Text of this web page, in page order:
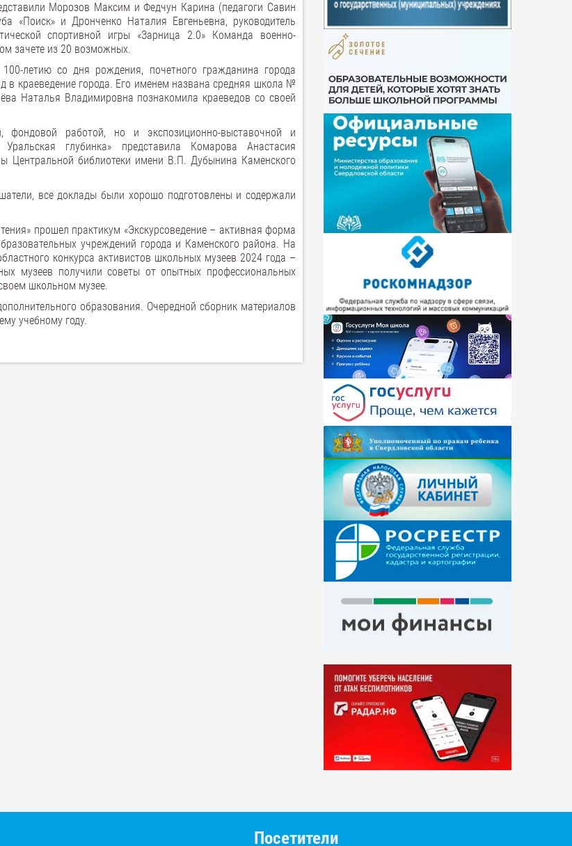
Морозов Максим и Федчун Карина (педагоги Савин
«Поиск» и Дронченко Наталия Евгеньевна, руководитель
спортивной игры «Зарница 2.0» Команда военно-
зачете из 20 возможных.
летию со дня рождения, почетного гражданина города
краеведение города. Его именем названа средняя школа №
Наталья Владимировна познакомила краеведов со своей
фондовой работой, но и экспозиционно-выставочной и
глубинка» представила Комарова Анастасия
Центральной библиотеки имени В.П. Дубынина Каменского
все доклады были хорошо подготовлены и содержали
прошел практикум «Экскурсоведение – активная форма
учреждений города и Каменского района. На
конкурса активистов школьных музеев 2024 года –
получили советы от опытных профессиональных
школьном музее.
образования. Очередной сборник материалов
учебному году.
Посетители